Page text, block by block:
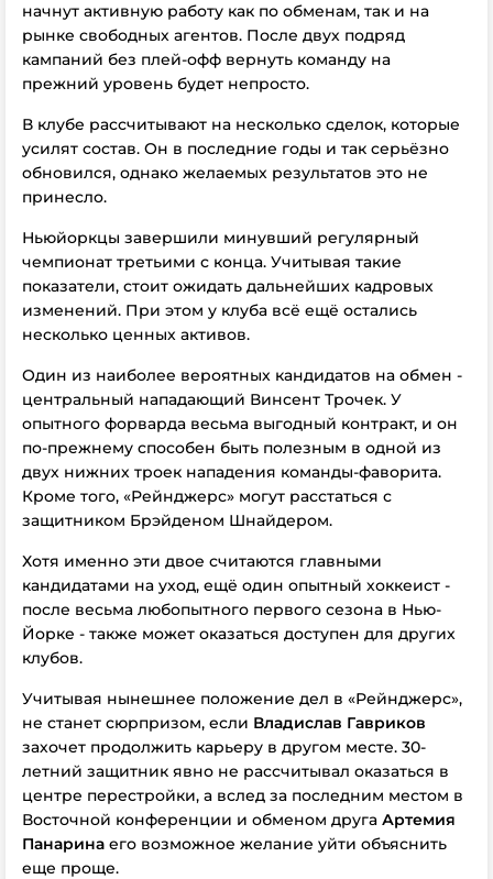
начнут активную работу как по обменам, так и на
рынке свободных агентов. После двух подряд
кампаний без плей-офф вернуть команду на
прежний уровень будет непросто.
В клубе рассчитывают на несколько сделок, которые
усилят состав. Он в последние годы и так серьёзно
обновился, однако желаемых результатов это не
принесло.
Ньюйоркцы завершили минувший регулярный
чемпионат третьими с конца. Учитывая такие
показатели, стоит ожидать дальнейших кадровых
изменений. При этом у клуба всё ещё остались
несколько ценных активов.
Один из наиболее вероятных кандидатов на обмен -
центральный нападающий Винсент Трочек. У
опытного форварда весьма выгодный контракт, и он
по-прежнему способен быть полезным в одной из
двух нижних троек нападения команды-фаворита.
Кроме того, «Рейнджерс» могут расстаться с
защитником Брэйденом Шнайдером.
Хотя именно эти двое считаются главными
кандидатами на уход, ещё один опытный хоккеист -
после весьма любопытного первого сезона в Нью-
Йорке - также может оказаться доступен для других
клубов.
Учитывая нынешнее положение дел в «Рейнджерс»,
не станет сюрпризом, если Владислав Гавриков
захочет продолжить карьеру в другом месте. 30-
летний защитник явно не рассчитывал оказаться в
центре перестройки, а вслед за последним местом в
Восточной конференции и обменом друга Артемия
Панарина его возможное желание уйти объяснить
еще проще.